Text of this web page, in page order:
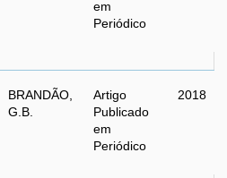
em
Periódico
BRANDÃO,
G.B.
Artigo
Publicado
em
Periódico
2018